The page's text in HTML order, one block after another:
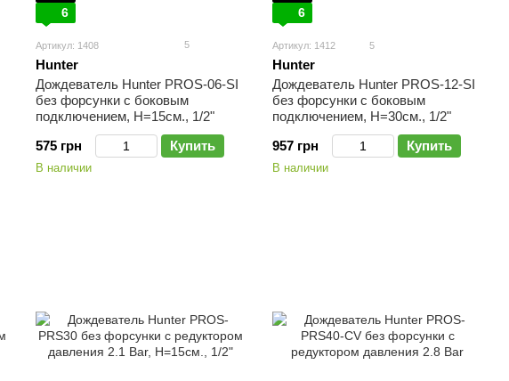
6
Артикул: 1408 5
Hunter
Дождеватель Hunter PROS-06-SI
без форсунки с боковым
подключением, H=15см., 1/2"
575 грн
Купить
В наличии
6
Артикул: 1412 5
Hunter
Дождеватель Hunter PROS-12-SI
без форсунки с боковым
подключением, H=30см., 1/2"
957 грн
Купить
В наличии